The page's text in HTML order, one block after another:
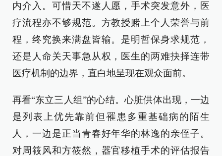
内介入。可惜天不遂人愿，手术突发意外，医
疗流程亦不够规范。方教授赌上个人荣誉与前
程，终究换来满盘皆输。是明哲保身求规范，
还是人命关天事急从权，医生的两难抉择连带
医疗机制的边界，直白地呈现在观众面前。
再看“东立三人组”的心结。心脏供体出现，一边
是列表上优先靠前但罹患多重基础病的陌生
人，一边是正当青春好年华的林逸的亲侄子。
对周筱风和方筱然，器官移植手术的评估报告